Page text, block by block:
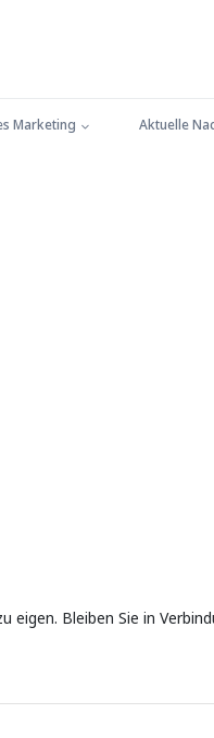
Marketing Aktuelle
eigen. Bleiben Sie in